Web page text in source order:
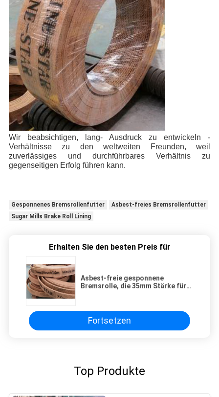
Wir beabsichtigen, lang- Ausdruck zu entwickeln -
Verhältnisse zu den weltweiten Freunden, weil
zuverlässiges und durchführbares Verhältnis zu
gegenseitigen Erfolg führen kann.
Gesponnenes Bremsrollenfutter
Asbest-freies Bremsrollenfutter
Sugar Mills Brake Roll Lining
Erhalten Sie den besten Preis für
Asbest-freie gesponnene
Bremsrolle, die 35mm Stärke für
Fortsetzen
Top Produkte